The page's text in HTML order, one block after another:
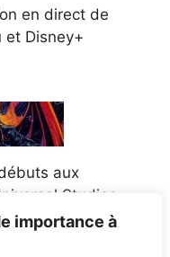
importance à
en direct de
et Disney+
aux
Studios